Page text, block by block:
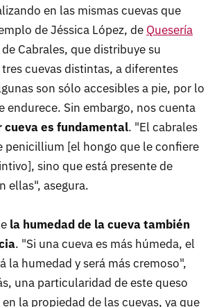
en las mismas cuevas que
de Jéssica López, de Quesería
Cabrales, que distribuye su
cuevas distintas, a diferentes
son sólo accesibles a pie, por lo
endurece. Sin embargo, nos cuenta
cueva es fundamental. "El cabrales
penicillium [el hongo que le confiere
sino que está presente de
ellas", asegura.
la humedad de la cueva también
. "Si una cueva es más húmeda, el
la humedad y será más cremoso",
una particularidad de este queso
la propiedad de las cuevas, ya que